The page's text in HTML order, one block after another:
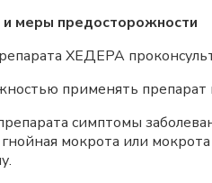
и меры предосторожности
ХЕДЕРА
применять
симптомы
мокрота или